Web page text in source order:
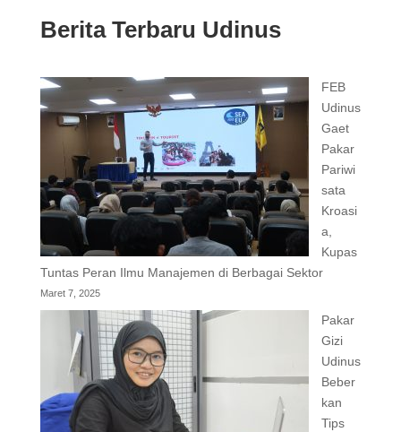
Berita Terbaru Udinus
FEB
Udinus
Gaet
Pakar
Pariwi
sata
Kroasi
a,
Kupas
Tuntas Peran Ilmu Manajemen di Berbagai Sektor
Maret 7, 2025
Pakar
Gizi
Udinus
Beber
kan
Tips